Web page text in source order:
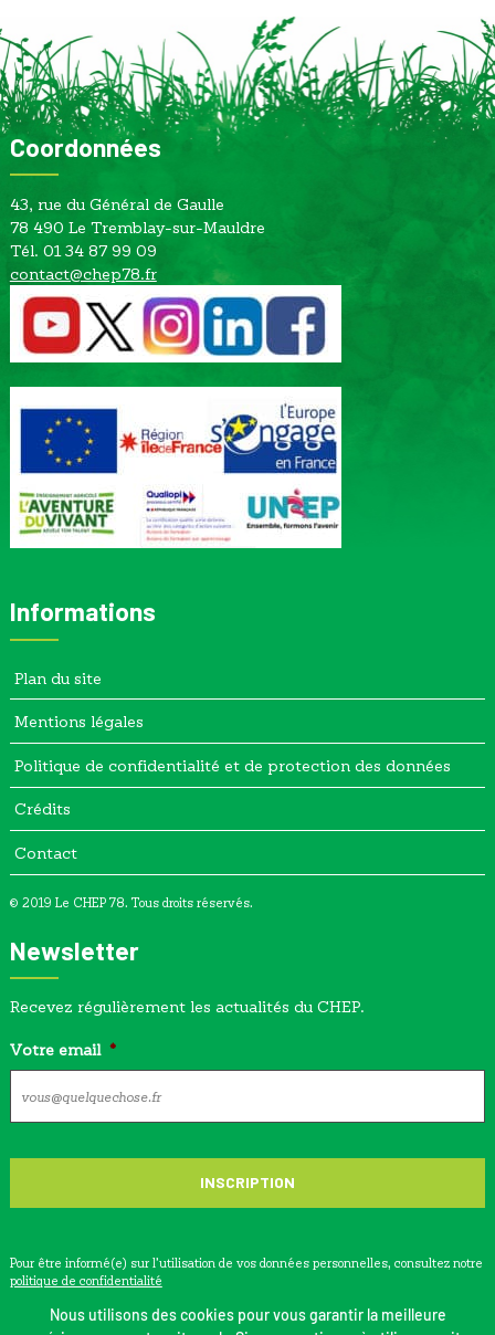
Coordonnées
43, rue du Général de Gaulle
78 490 Le Tremblay-sur-Mauldre
Tél. 01 34 87 99 09
contact@chep78.fr
Informations
Plan du site
Mentions légales
Politique de confidentialité et de protection des données
Crédits
Contact
© 2019 Le CHEP 78. Tous droits réservés.
Newsletter
Recevez régulièrement les actualités du CHEP.
Votre email *
Pour être informé(e) sur l’utilisation de vos données personnelles, consultez notre
politique de confidentialité
Nous utilisons des cookies pour vous garantir la meilleure